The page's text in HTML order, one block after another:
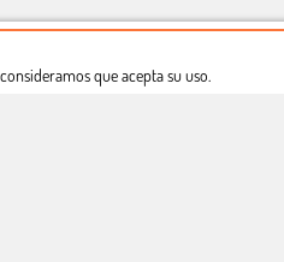
Derecho a desistimiento
que acepta su uso.